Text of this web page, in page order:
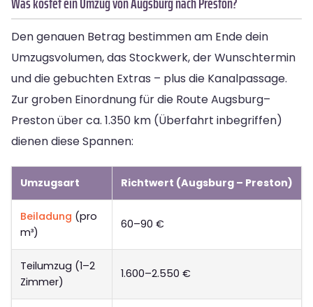
Den genauen Betrag bestimmen am Ende dein
Umzugsvolumen, das Stockwerk, der Wunschtermin
und die gebuchten Extras – plus die Kanalpassage.
Zur groben Einordnung für die Route Augsburg–
Preston über ca. 1.350 km (Überfahrt inbegriffen)
dienen diese Spannen:
Umzugsart Richtwert (Augsburg – Preston)
Beiladung (pro
m³)
60–90 €
Teilumzug (1–2
Zimmer)
1.600–2.550 €